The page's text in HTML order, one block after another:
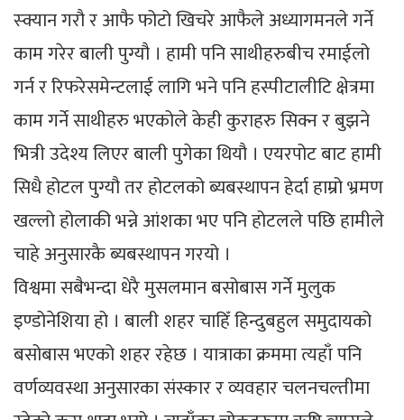
स्क्यान गरौ र आफै फोटो खिचरे आफैले अध्यागमनले गर्ने
काम गरेर बाली पुग्यौ । हामी पनि साथीहरुबीच रमाईलो
गर्न र रिफरेसमेन्टलाई लागि भने पनि हस्पीटालीटि क्षेत्रमा
काम गर्ने साथीहरु भएकोले केही कुराहरु सिक्न र बुझने
भित्री उदेश्य लिएर बाली पुगेका थियौ । एयरपोट बाट हामी
सिधै होटल पुग्यौ तर होटलको ब्यबस्थापन हेर्दा हाम्रो भ्रमण
खल्लो होलाकी भन्ने आंशका भए पनि होटलले पछि हामीले
चाहे अनुसारकै ब्यबस्थापन गरयो ।
विश्वमा सबैभन्दा धेरै मुसलमान बसोबास गर्ने मुलुक
इण्डोनेशिया हो । बाली शहर चाहिँ हिन्दुबहुल समुदायको
बसोबास भएको शहर रहेछ । यात्राका क्रममा त्यहाँ पनि
वर्णव्यवस्था अनुसारका संस्कार र व्यवहार चलनचल्तीमा